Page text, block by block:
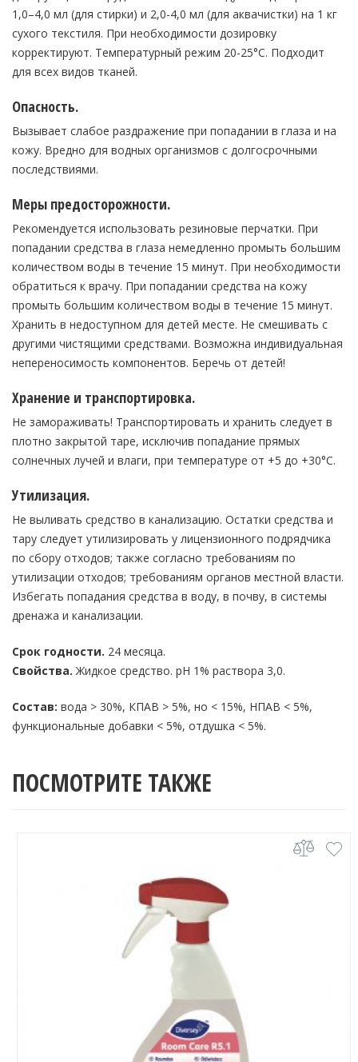
1,0–4,0 мл (для стирки) и 2,0-4,0 мл (для аквачистки) на 1 кг
сухого текстиля. При необходимости дозировку
корректируют. Температурный режим 20-25°C. Подходит
для всех видов тканей.
Опасность.
Вызывает слабое раздражение при попадании в глаза и на
кожу. Вредно для водных организмов с долгосрочными
последствиями.
Меры предосторожности.
Рекомендуется использовать резиновые перчатки. При
попадании средства в глаза немедленно промыть большим
количеством воды в течение 15 минут. При необходимости
обратиться к врачу. При попадании средства на кожу
промыть большим количеством воды в течение 15 минут.
Хранить в недоступном для детей месте. Не смешивать с
другими чистящими средствами. Возможна индивидуальная
непереносимость компонентов. Беречь от детей!
Хранение и транспортировка.
Не замораживать! Транспортировать и хранить следует в
плотно закрытой таре, исключив попадание прямых
солнечных лучей и влаги, при температуре от +5 до +30°C.
Утилизация.
Не выливать средство в канализацию. Остатки средства и
тару следует утилизировать у лицензионного подрядчика
по сбору отходов; также согласно требованиям по
утилизации отходов; требованиям органов местной власти.
Избегать попадания средства в воду, в почву, в системы
дренажа и канализации.
Срок годности. 24 месяца.
Свойства. Жидкое средство. pH 1% раствора 3,0.
Состав: вода > 30%, КПАВ > 5%, но < 15%, НПАВ < 5%,
функциональные добавки < 5%, отдушка < 5%.
ПОСМОТРИТЕ ТАКЖЕ